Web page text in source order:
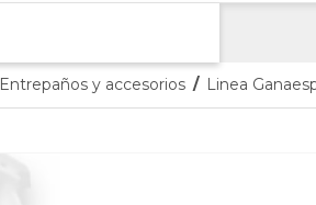
Entrepaños y accesorios / Linea